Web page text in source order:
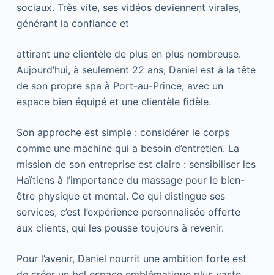
sociaux. Très vite, ses vidéos deviennent virales,
générant la confiance et
attirant une clientèle de plus en plus nombreuse.
Aujourd’hui, à seulement 22 ans, Daniel est à la tête
de son propre spa à Port-au-Prince, avec un
espace bien équipé et une clientèle fidèle.
Son approche est simple : considérer le corps
comme une machine qui a besoin d’entretien. La
mission de son entreprise est claire : sensibiliser les
Haïtiens à l’importance du massage pour le bien-
être physique et mental. Ce qui distingue ses
services, c’est l’expérience personnalisée offerte
aux clients, qui les pousse toujours à revenir.
Pour l’avenir, Daniel nourrit une ambition forte est